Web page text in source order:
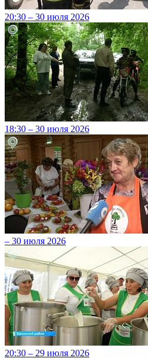
20:30 – 30 июля 2026
18:30 – 30 июля 2026
– 30 июля 2026
20:30 – 29 июля 2026